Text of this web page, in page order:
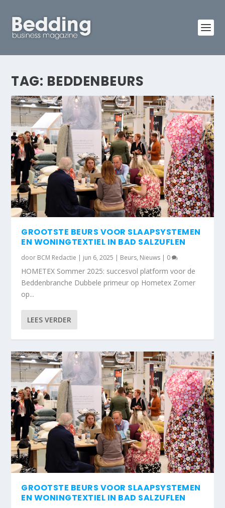
TAG: BEDDENBEURS
GROOTSTE BEURS VOOR SLAAPSYSTEMEN
EN WONINGTEXTIEL IN BAD SALZUFLEN
door BCM Redactie | jun 6, 2025 | Beurs, Nieuws | 0
HOMETEX Sommer 2025: succesvol platform voor de
Beddenbranche Dubbele primeur op Hometex Zomer
op...
LEES VERDER
GROOTSTE BEURS VOOR SLAAPSYSTEMEN
EN WONINGTEXTIEL IN BAD SALZUFLEN